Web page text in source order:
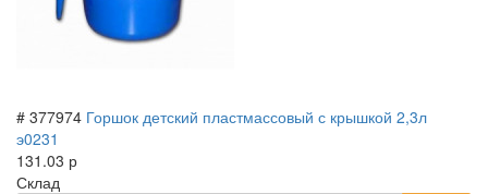
# 377974 Горшок детский пластмассовый с крышкой 2,3л
э0231
131.03 р
Склад